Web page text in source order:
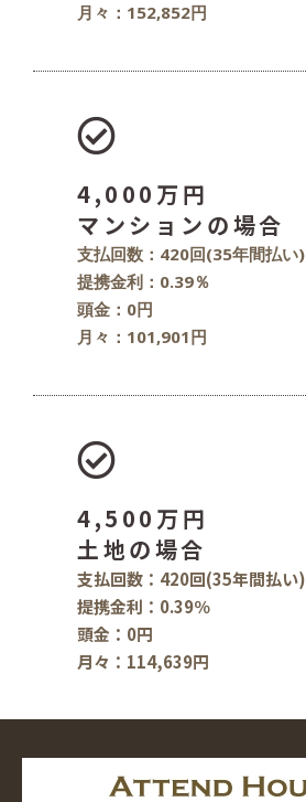
月々：152,852円
4,000万円
マンションの場合
支払回数：420回(35年間払い)
提携金利：0.39％
頭金：0円
月々：101,901円
4,500万円
土地の場合
支払回数：420回(35年間払い)
提携金利：0.39％
頭金：0円
月々：114,639円